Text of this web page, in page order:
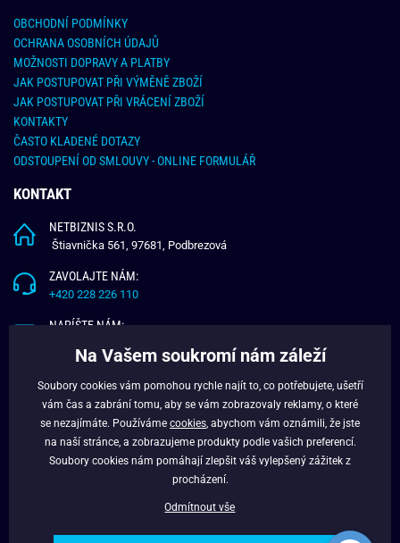
OBCHODNÍ PODMÍNKY
OCHRANA OSOBNÍCH ÚDAJŮ
MOŽNOSTI DOPRAVY A PLATBY
JAK POSTUPOVAT PŘI VÝMĚNĚ ZBOŽÍ
JAK POSTUPOVAT PŘI VRÁCENÍ ZBOŽÍ
KONTAKTY
ČASTO KLADENÉ DOTAZY
ODSTOUPENÍ OD SMLOUVY - ONLINE FORMULÁŘ
KONTAKT
NETBIZNIS S.R.O.
Štiavnička 561, 97681, Podbrezová
ZAVOLAJTE NÁM:
+420 228 226 110
NAPÍŠTE NÁM:
O NÁS
VĚRNOSTNÍ PROGRAM
Na Vašem soukromí nám záleží
Soubory cookies vám pomohou rychle najít to, co potřebujete, ušetří
vám čas a zabrání tomu, aby se vám zobrazovaly reklamy, o které
se nezajímáte. Používáme cookies , abychom vám oznámili, že jste
na naší stránce, a zobrazujeme produkty podle vašich preferencí.
Soubory cookies nám pomáhají zlepšit váš vylepšený zážitek z
procházení.
Odmítnout vše